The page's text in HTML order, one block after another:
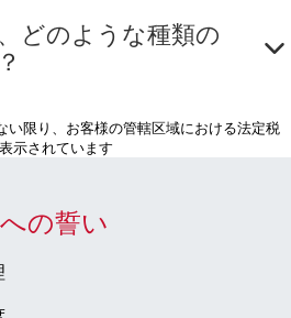
どのような種類の
い限り、お客様の管轄区域における法定税
示されています
の誓い